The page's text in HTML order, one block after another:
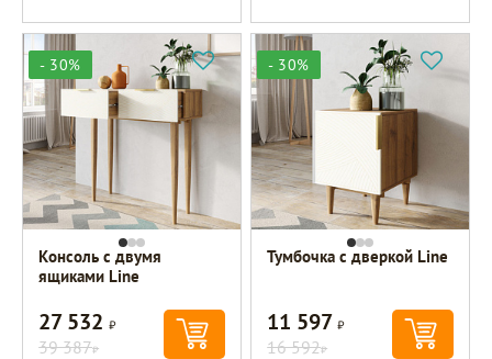
- 30%
Консоль с двумя
ящиками Line
27 532Р
39 387Р
- 30%
Тумбочка с дверкой Line
11 597Р
16 592Р